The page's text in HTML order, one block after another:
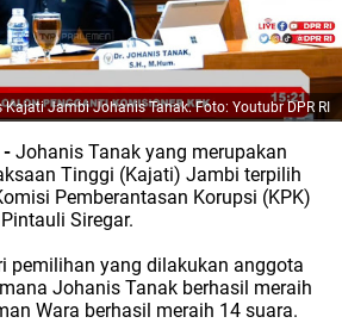
Kajati Jambi Johanis Tanak. Foto: Youtubr DPR RI
- Johanis Tanak yang merupakan
Tinggi (Kajati) Jambi terpilih
Pemberantasan Korupsi (KPK)
Siregar.
pemilihan yang dilakukan anggota
Johanis Tanak berhasil meraih
Wara berhasil meraih 14 suara.